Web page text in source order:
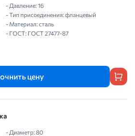
- Давление: 16
- Тип присоединения: фланцевый
- Материал: сталь
- ГОСТ: ГОСТ 27477-87
цену
- Диаметр: 80